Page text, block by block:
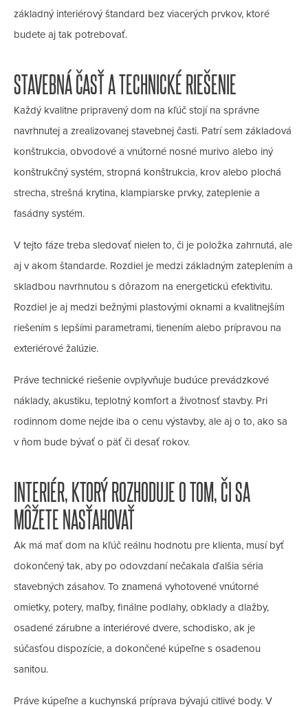
základný interiérový štandard bez viacerých prvkov, ktoré
budete aj tak potrebovať.
STAVEBNÁ ČASŤ A TECHNICKÉ RIEŠENIE
Každý kvalitne pripravený dom na kľúč stojí na správne
navrhnutej a zrealizovanej stavebnej časti. Patrí sem základová
konštrukcia, obvodové a vnútorné nosné murivo alebo iný
konštrukčný systém, stropná konštrukcia, krov alebo plochá
strecha, strešná krytina, klampiarske prvky, zateplenie a
fasádny systém.
V tejto fáze treba sledovať nielen to, či je položka zahrnutá, ale
aj v akom štandarde. Rozdiel je medzi základným zateplením a
skladbou navrhnutou s dôrazom na energetickú efektivitu.
Rozdiel je aj medzi bežnými plastovými oknami a kvalitnejším
riešením s lepšími parametrami, tienením alebo prípravou na
exteriérové žalúzie.
Práve technické riešenie ovplyvňuje budúce prevádzkové
náklady, akustiku, teplotný komfort a životnosť stavby. Pri
rodinnom dome nejde iba o cenu výstavby, ale aj o to, ako sa
v ňom bude bývať o päť či desať rokov.
INTERIÉR, KTORÝ ROZHODUJE O TOM, ČI SA
MÔŽETE NASŤAHOVAŤ
Ak má mať dom na kľúč reálnu hodnotu pre klienta, musí byť
dokončený tak, aby po odovzdaní nečakala ďalšia séria
stavebných zásahov. To znamená vyhotovené vnútorné
omietky, potery, maľby, finálne podlahy, obklady a dlažby,
osadené zárubne a interiérové dvere, schodisko, ak je
súčasťou dispozície, a dokončené kúpeľne s osadenou
sanitou.
Práve kúpeľne a kuchynská príprava bývajú citlivé body. V